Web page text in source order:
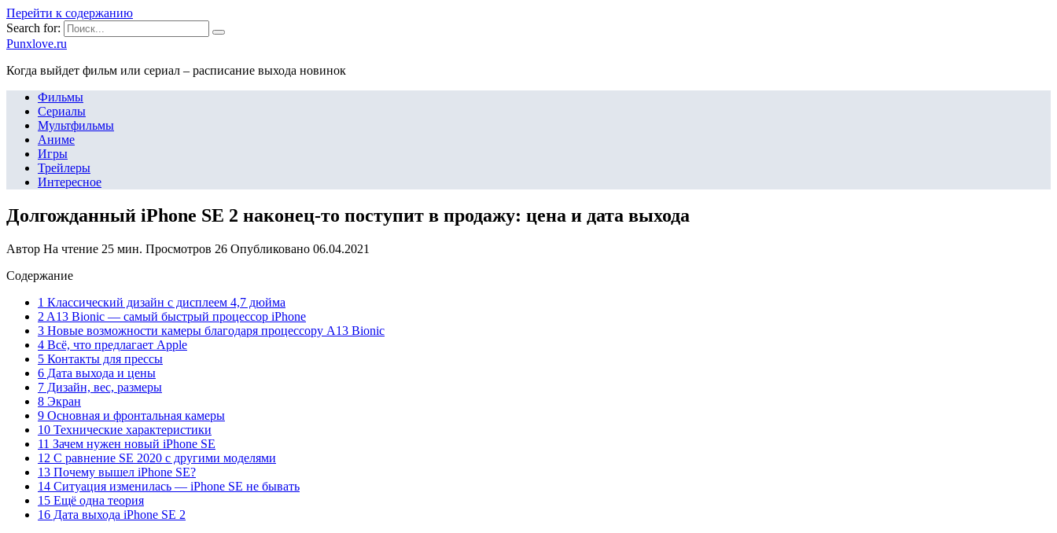
Перейти к содержанию
Search for:
Punxlove.ru
Когда выйдет фильм или сериал – расписание выхода новинок
Фильмы
Сериалы
Мультфильмы
Аниме
Игры
Трейлеры
Интересное
Долгожданный iPhone SE 2 наконец-то поступит в продажу: цена и дата выхода
Автор На чтение 25 мин. Просмотров 26 Опубликовано 06.04.2021
Содержание
1 Классический дизайн с дисплеем 4,7 дюйма
2 A13 Bionic — самый быстрый процессор iPhone
3 Новые возможности камеры благодаря процессору A13 Bionic
4 Всё, что предлагает Apple
5 Контакты для прессы
6 Дата выхода и цены
7 Дизайн, вес, размеры
8 Экран
9 Основная и фронтальная камеры
10 Технические характеристики
11 Зачем нужен новый iPhone SE
12 С равнение SE 2020 с другими моделями
13 Почему вышел iPhone SE?
14 Ситуация изменилась — iPhone SE не бывать
15 Ещё одна теория
16 Дата выхода iPhone SE 2